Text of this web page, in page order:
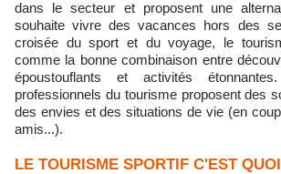
dans le secteur et proposent une
souhaite vivre des vacances hors des
croisée du sport et du voyage, le
comme la bonne combinaison entre
époustouflants et activités
professionnels du tourisme proposent des
des envies et des situations de vie (en
amis...).
LE TOURISME SPORTIF C'EST